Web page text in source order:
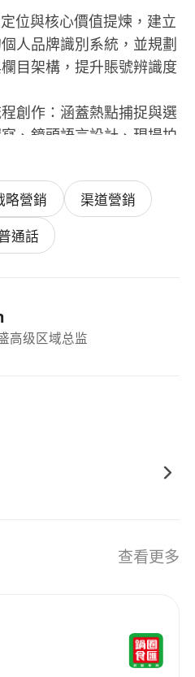
位與核心價值提煉，建立
人品牌識別系統，並規劃
目架構，提升賬號辨識度
創作：涵蓋熱點捕捉與選
、鏡頭語言設計、現場拍
，確保內容兼具傳播力與
法機制與用戶行為模型，
播率優化、互動話題設計
數據可追蹤、效果可復盤
內容語境與敘事風格，設
與多元變現模組（含知識
式、BGM選擇、文案語
接及關鍵數據佐證
流量規則，能結合平臺特
影像審美，熟練使用主流
版、Premiere），能獨
略營銷
渠道營銷
通話
高级区域总监
查看更多